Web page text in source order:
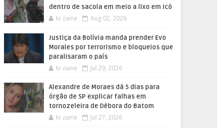
dentro de sacola em meio a lixo em Icó
tv zaine Aug 02, 2026
Justiça da Bolívia manda prender Evo
Morales por terrorismo e bloqueios que
paralisaram o país
tv zaine Jul 29, 2026
Alexandre de Moraes dá 5 dias para
órgão de SP explicar falhas em
tornozeleira de Débora do Batom
tv zaine Jul 27, 2026